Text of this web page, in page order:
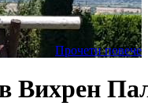
Прочети повече
Вихрен